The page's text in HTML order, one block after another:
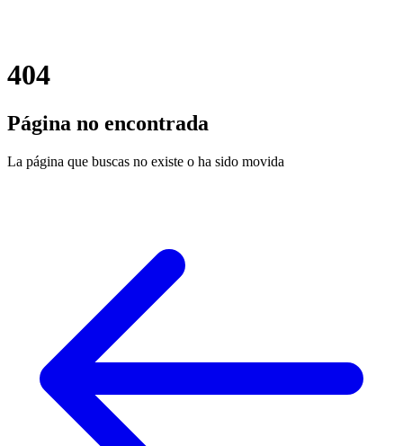
404
Página no encontrada
La página que buscas no existe o ha sido movida